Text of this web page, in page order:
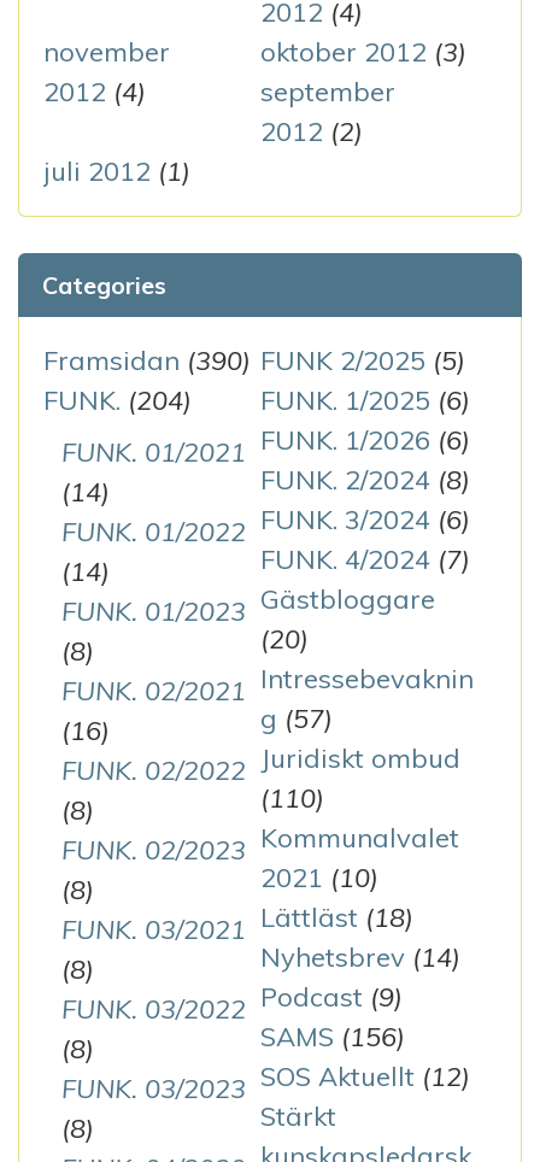
2012 (4)
november
2012 (4)
oktober 2012 (3)
september
2012 (2)
juli 2012 (1)
Categories
Framsidan (390) FUNK 2/2025 (5)
FUNK. (204)
FUNK. 01/2021
(14)
FUNK. 01/2022
(14)
FUNK. 01/2023
(8)
FUNK. 02/2021
(16)
FUNK. 02/2022
(8)
FUNK. 02/2023
(8)
FUNK. 03/2021
(8)
FUNK. 03/2022
(8)
FUNK. 03/2023
(8)
FUNK. 1/2025 (6)
FUNK. 1/2026 (6)
FUNK. 2/2024 (8)
FUNK. 3/2024 (6)
FUNK. 4/2024 (7)
Gästbloggare
(20)
Intressebevaknin
g (57)
Juridiskt ombud
(110)
Kommunalvalet
2021 (10)
Lättläst (18)
Nyhetsbrev (14)
Podcast (9)
SAMS (156)
SOS Aktuellt (12)
Stärkt